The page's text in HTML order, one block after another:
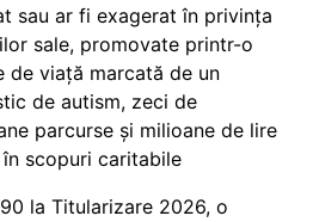
sau ar fi exagerat în privința
sale, promovate printr-o
de viață marcată de un
de autism, zeci de
parcurse și milioane de lire
în scopuri caritabile
la Titularizare 2026, o